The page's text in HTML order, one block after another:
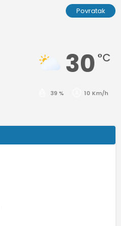
Povratak
30 °C
39 % 10 Km/h